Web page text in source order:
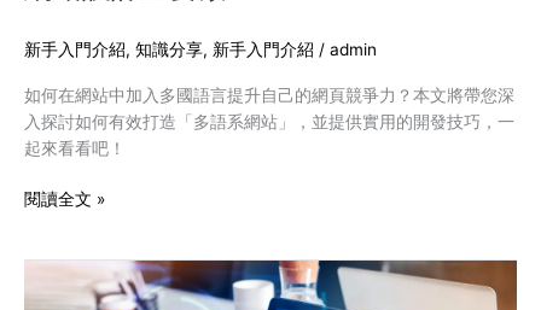
新手入門介紹, 知識分享, 新手入門介紹 / admin
如何在網站中加入多國語言提升自己的網頁競爭力？本文將帶您深
入探討如何有效打造「多語系網站」，並提供實用的開發技巧，一
起來看看吧！
系
站
設
計
要
閱讀全文 »
是